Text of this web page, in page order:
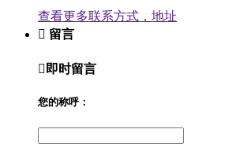
查看更多联系方式，地址
 留言
 即时留言
您的称呼：